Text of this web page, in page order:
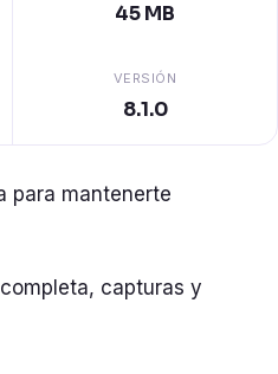
45 MB
VERSIÓN
8.1.0
para mantenerte
capturas y